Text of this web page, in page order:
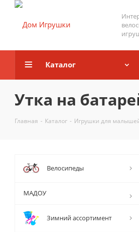
Каталог
Утка на
Главная - Каталог - Игрушки для
Велосипеды
МАДОУ
Зимний ассортимент